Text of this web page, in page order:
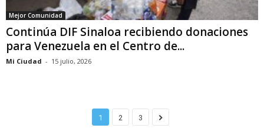
Mejor Comunidad
Continúa DIF Sinaloa recibiendo donaciones
para Venezuela en el Centro de...
Mi Ciudad - 15 julio, 2026
1 2 3